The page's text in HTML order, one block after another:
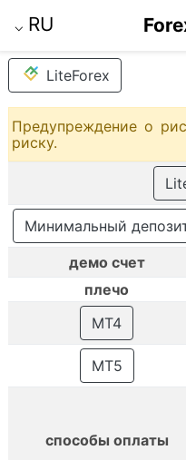
⌵ RU
LiteForex
Предупреждение о
риску.
Минимальный
демо счет
плечо
MT4
MT5
способы оплаты